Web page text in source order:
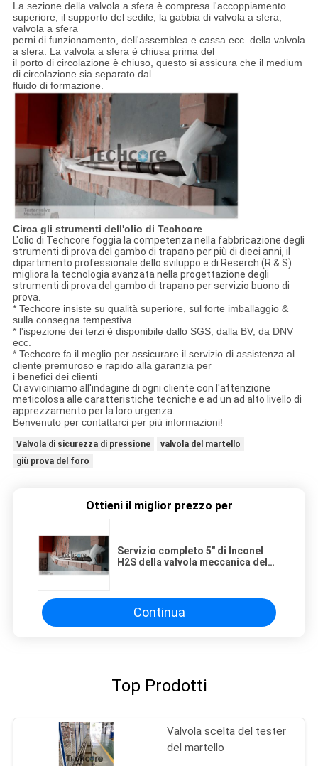
La sezione della valvola a sfera è compresa l'accoppiamento
superiore, il supporto del sedile, la gabbia di valvola a sfera,
valvola a sfera
perni di funzionamento, dell'assemblea e cassa ecc. della valvola
a sfera. La valvola a sfera è chiusa prima del
il porto di circolazione è chiuso, questo si assicura che il medium
di circolazione sia separato dal
fluido di formazione.
Circa gli strumenti dell'olio di Techcore
L'olio di Techcore foggia la competenza nella fabbricazione degli
strumenti di prova del gambo di trapano per più di dieci anni, il
dipartimento professionale dello sviluppo e di Reserch (R & S)
migliora la tecnologia avanzata nella progettazione degli
strumenti di prova del gambo di trapano per servizio buono di
prova.
* Techcore insiste su qualità superiore, sul forte imballaggio &
sulla consegna tempestiva.
* l'ispezione dei terzi è disponibile dallo SGS, dalla BV, da DNV
ecc.
* Techcore fa il meglio per assicurare il servizio di assistenza al
cliente premuroso e rapido alla garanzia per
i benefici dei clienti
Ci avviciniamo all'indagine di ogni cliente con l'attenzione
meticolosa alle caratteristiche tecniche e ad un ad alto livello di
apprezzamento per la loro urgenza.
Benvenuto per contattarci per più informazioni!
Valvola di sicurezza di pressione
valvola del martello
giù prova del foro
Ottieni il miglior prezzo per
Servizio completo 5" di Inconel
H2S della valvola meccanica del
Continua
Top Prodotti
Valvola scelta del tester
del martello